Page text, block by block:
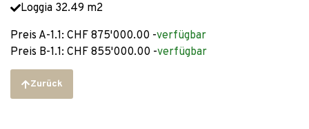
Loggia 32.49 m2
Preis A-1.1: CHF 875'000.00 -verfügbar
Preis B-1.1: CHF 855'000.00 -verfügbar
Zurück